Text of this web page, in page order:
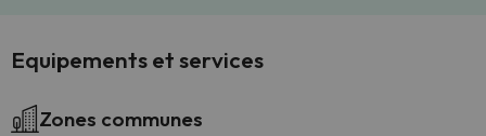
Equipements et services
Zones communes